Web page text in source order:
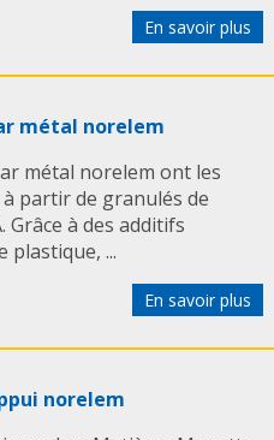
En savoir plus
métal norelem
métal norelem ont les
partir de granulés de
Grâce à des additifs
plastique, ...
En savoir plus
norelem